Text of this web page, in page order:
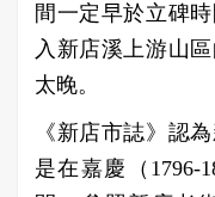
間一定早於立碑
入新店溪上游山
太晚。
《新店市誌》認
是在嘉慶（1796-